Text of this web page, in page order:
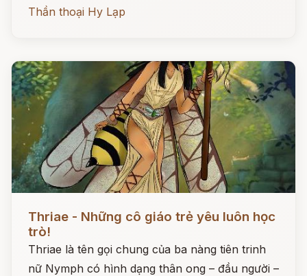
Thần thoại Hy Lạp
Thriae - Những cô giáo trẻ yêu luôn học
trò!
Thriae là tên gọi chung của ba nàng tiên trinh
nữ Nymph có hình dạng thân ong – đầu người –